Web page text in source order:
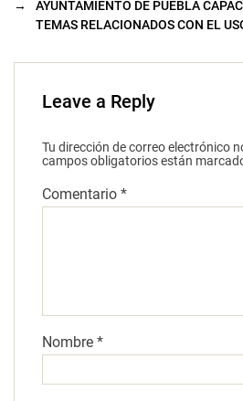
→
AYUNTAMIENTO DE PUEBLA
TEMAS RELACIONADOS CON EL
Leave a Reply
Tu dirección de correo electrónico
campos obligatorios están
Comentario *
Nombre *